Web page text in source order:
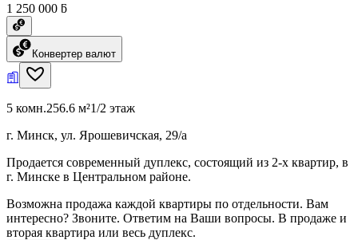
1 250 000 ƃ
Конвертер валют
5 комн.256.6 м²1/2 этаж
г. Минск, ул. Ярошевичская, 29/а
Продается современный дуплекс, состоящий из 2-х квартир, в
г. Минске в Центральном районе.
Возможна продажа каждой квартиры по отдельности. Вам
интересно? Звоните. Ответим на Ваши вопросы. В продаже и
вторая квартира или весь дуплекс.